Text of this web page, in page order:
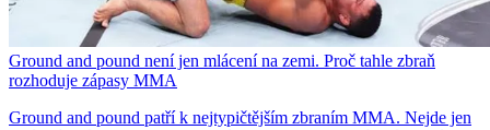
Ground and pound není jen mlácení na zemi. Proč tahle zbraň
rozhoduje zápasy MMA
Ground and pound patří k nejtypičtějším zbraním MMA. Nejde jen